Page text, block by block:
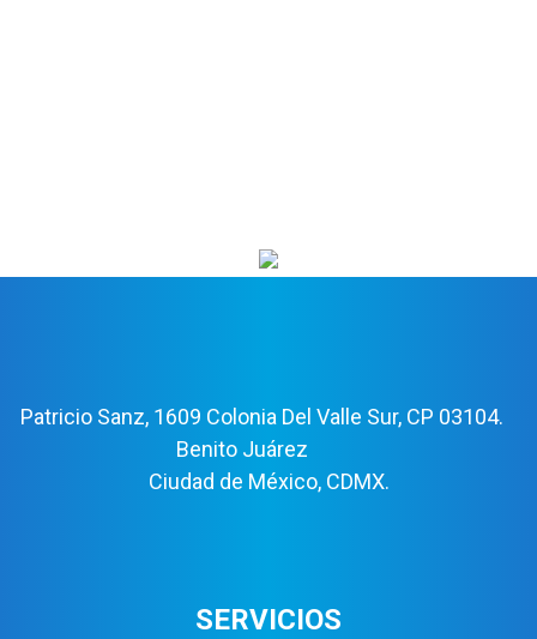
Patricio Sanz, 1609 Colonia Del Valle Sur, CP 03104.
Benito Juárez
Ciudad de México, CDMX.
SERVICIOS